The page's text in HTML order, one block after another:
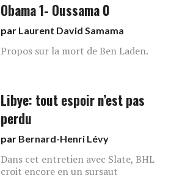
Obama 1- Oussama 0
par Laurent David Samama
Propos sur la mort de Ben Laden.
Libye: tout espoir n’est pas
perdu
par Bernard-Henri Lévy
Dans cet entretien avec Slate, BHL
croit encore en un sursaut